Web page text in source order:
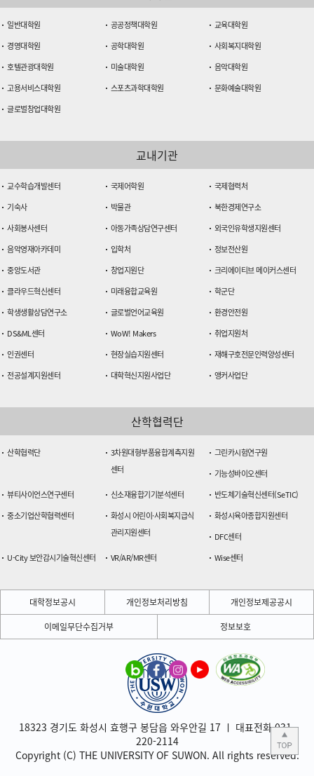
일반대학원 공공정책대학원
교육대학원
경영대학원
공학대학원
사회복지대학원
호텔관광대학원
미술대학원
음악대학원
고용서비스대학원
스포츠과학대학원
문화예술대학원
글로벌창업대학원
교내기관
교수학습개발센터 국제어학원
국제협력처
기숙사
박물관
북한경제연구소
사회봉사센터
아동가족상담연구센터
외국인유학생지원센터
음악영재아카데미
입학처
정보전산원
중앙도서관
창업지원단
크리에이티브 메이커스센터
클라우드혁신센터
미래융합교육원
학군단
학생생활상담연구소
글로벌언어교육원
환경안전원
DS&ML센터
WoW! Makers
취업지원처
인권센터
현장실습지원센터
재해구호전문인력양성센터
전공설계지원센터
대학혁신지원사업단 앵커사업단
산학협력단
산학협력단
3차원대형부품융합계측지원
센터
그린카시험연구원
기능성바이오센터
뷰티사이언스연구센터
신소재융합기기분석센터
반도체기술혁신센터(SeTIC)
중소기업산학협력센터
화성시 어린이·사회복지급식
관리지원센터
화성시육아종합지원센터
DFC센터
U-City 보안감시기술혁신센터
VR/AR/MR센터 Wise센터
대학정보공시 개인정보처리방침
개인정보제공공시
이메일무단수집거부
정보보호
18323 경기도 화성시 효행구 봉담읍 와우안길 17 ㅣ 대표전화 031-
220-2114
Copyright (C) THE UNIVERSITY OF SUWON. All rights reserved.